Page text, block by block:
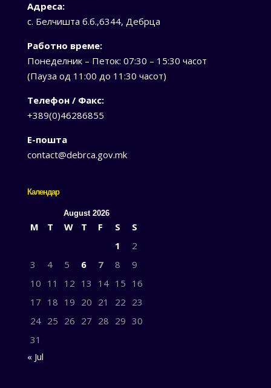
Адреса:
с. Белчишта б.б.,6344, Дебрца
Работно време:
Понеделник – Петок: 07:30 – 15:30 часот
(Пауза од 11:00 до 11:30 часот)
Телефон / Факс:
+389(0)46286855
Е-пошта
contact@debrca.gov.mk
Календар
August 2026
M T W T F S
S
1
2
3
4 5 6 7 8
9
10 11 12 13 14 15 16
17 18 19 20 21 22 23
24 25 26 27 28 29 30
31
« Jul